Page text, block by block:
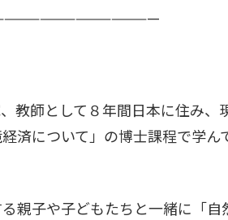
教師として８年間日本に住み、
済について」の博士課程で学ん
親子や子どもたちと一緒に「自